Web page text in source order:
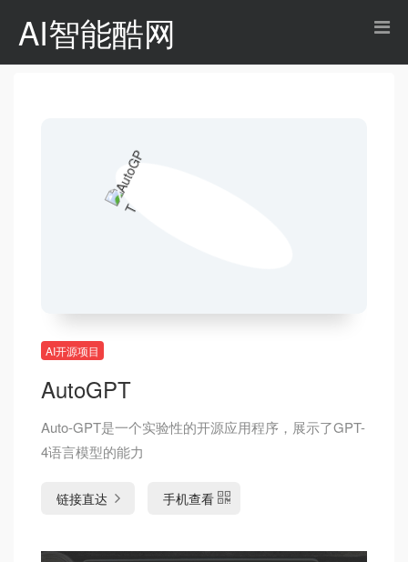
AI智能酷网
AI开源项目
AutoGPT
Auto-GPT是一个实验性的开源应用程序，展示了GPT-
4语言模型的能力
链接直达 手机查看